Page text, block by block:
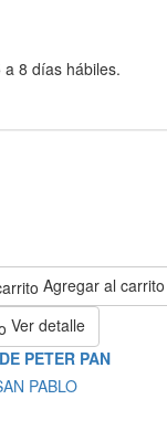
a 8 días hábiles.
Agregar al carrito
Ver detalle
PETER PAN
PABLO